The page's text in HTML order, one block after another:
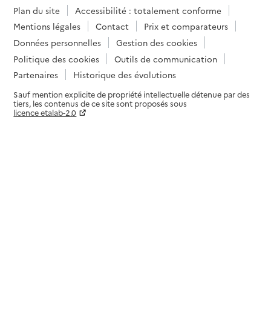
Plan du site
Accessibilité : totalement conforme
Mentions légales
Contact
Prix et comparateurs
Données personnelles
Gestion des cookies
Politique des cookies
Outils de communication
Partenaires
Historique des évolutions
Sauf mention explicite de propriété intellectuelle détenue par des
tiers, les contenus de ce site sont proposés sous
licence etalab-2.0